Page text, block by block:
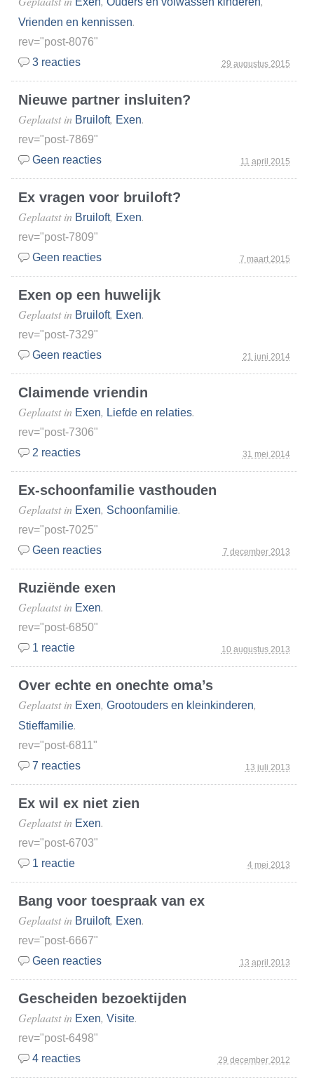
29 augustus 2015
Vrienden en kennissen.
rev="post-8076"
3 reacties
Nieuwe partner insluiten?
11 april 2015
Geplaatst in Bruiloft, Exen.
rev="post-7869"
Geen reacties
Ex vragen voor bruiloft?
7 maart 2015
Geplaatst in Bruiloft, Exen.
rev="post-7809"
Geen reacties
Exen op een huwelijk
21 juni 2014
Geplaatst in Bruiloft, Exen.
rev="post-7329"
Geen reacties
Claimende vriendin
31 mei 2014
Geplaatst in Exen, Liefde en relaties.
rev="post-7306"
2 reacties
Ex-schoonfamilie vasthouden
7 december 2013
Geplaatst in Exen, Schoonfamilie.
rev="post-7025"
Geen reacties
Ruziënde exen
10 augustus 2013
Geplaatst in Exen.
rev="post-6850"
1 reactie
Over echte en onechte oma’s
13 juli 2013
Geplaatst in Exen, Grootouders en kleinkinderen,
Stieffamilie.
rev="post-6811"
7 reacties
Ex wil ex niet zien
4 mei 2013
Geplaatst in Exen.
rev="post-6703"
1 reactie
Bang voor toespraak van ex
13 april 2013
Geplaatst in Bruiloft, Exen.
rev="post-6667"
Geen reacties
Gescheiden bezoektijden
29 december 2012
Geplaatst in Exen, Visite.
rev="post-6498"
4 reacties